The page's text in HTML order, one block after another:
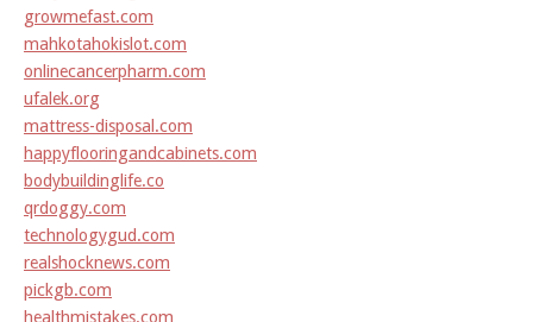
growmefast.com
mahkotahokislot.com
onlinecancerpharm.com
ufalek.org
mattress-disposal.com
happyflooringandcabinets.com
bodybuildinglife.co
qrdoggy.com
technologygud.com
realshocknews.com
pickgb.com
healthmistakes.com